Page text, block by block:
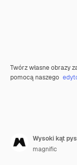
Twórz własne obrazy
pomocą naszego
Wysoki kąt
magnific